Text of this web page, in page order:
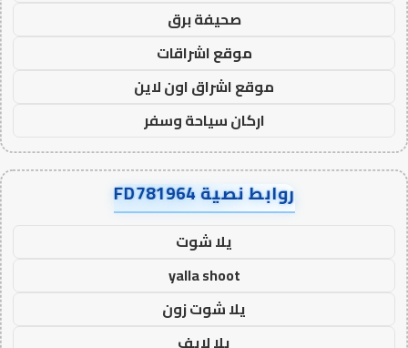
صحيفة برق
موقع اشراقات
موقع اشراق اون لاين
اركان سياحة وسفر
روابط نصية FD781964
يلا شوت
yalla shoot
يلا شوت زون
يلا لايف